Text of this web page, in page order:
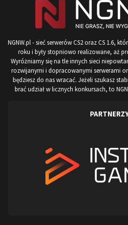
NGNW.pl - sieć serwerów CS2 oraz CS 1.6,
roku i były stopniowo realizowane, aż
Wyróżniamy się na tle innych sieci
rozwijanymi i dopracowanymi serwerami
będziesz do nas wracać. Jeżeli szukasz
brać udział w licznych konkursach, to